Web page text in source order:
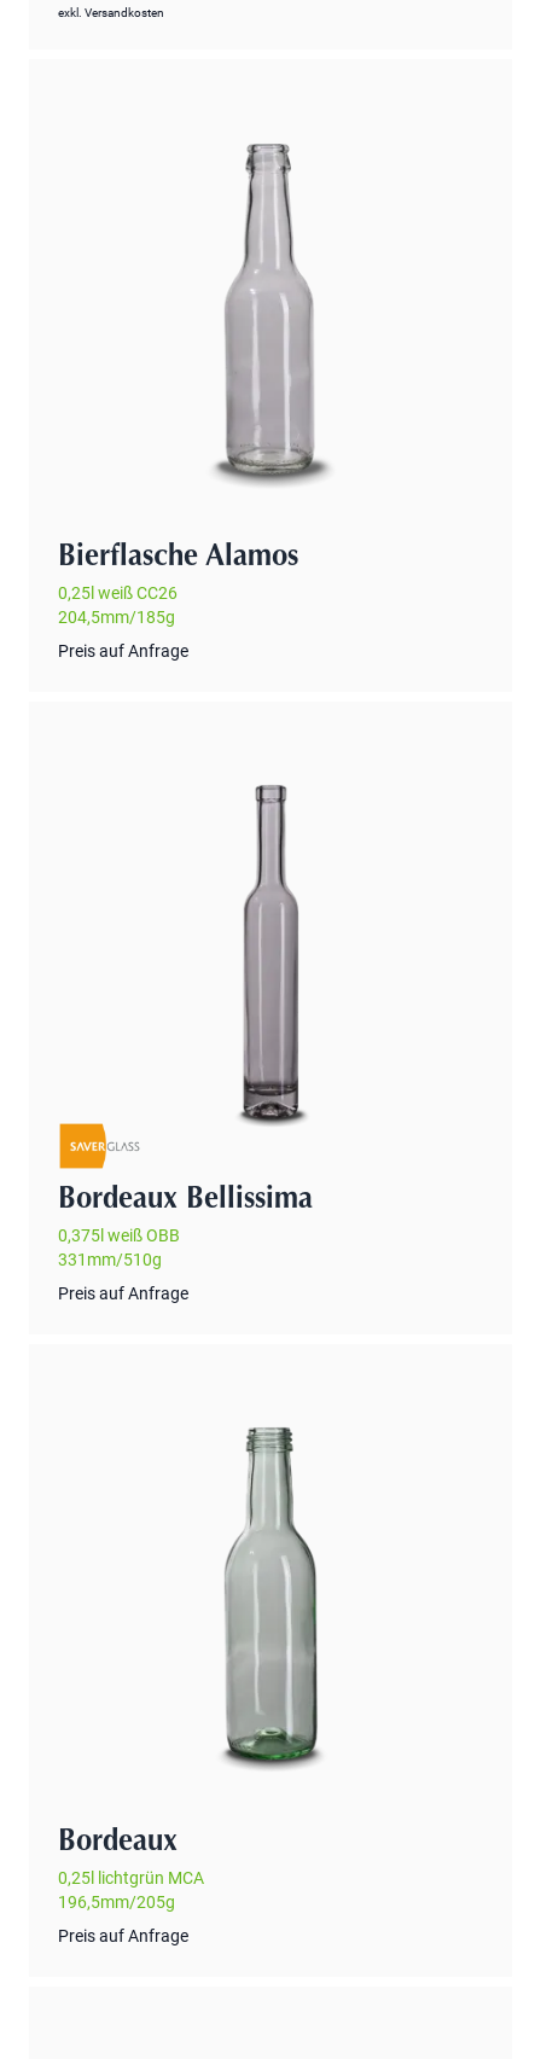
exkl. Versandkosten
Bierflasche Alamos
0,25l weiß CC26
204,5mm/185g
Preis auf Anfrage
Bordeaux Bellissima
0,375l weiß OBB
331mm/510g
Preis auf Anfrage
Bordeaux
0,25l lichtgrün MCA
196,5mm/205g
Preis auf Anfrage